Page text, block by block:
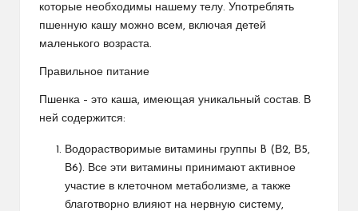
которые необходимы нашему телу. Употреблять
пшенную кашу можно всем, включая детей
маленького возраста.
Правильное питание
Пшенка – это каша, имеющая уникальный состав. В
ней содержится:
Водорастворимые витамины группы B (В2, В5,
В6). Все эти витамины принимают активное
участие в клеточном метаболизме, а также
благотворно влияют на нервную систему,